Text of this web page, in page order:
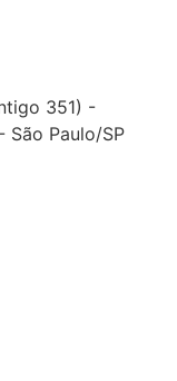
351) -
São Paulo/SP